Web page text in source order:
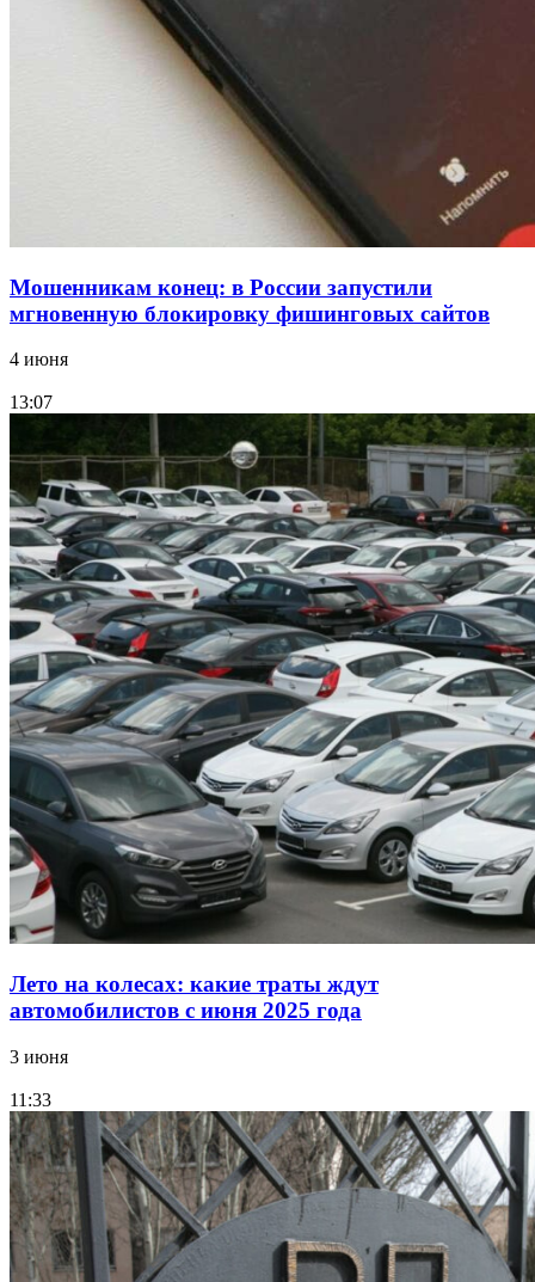
Волгоградские компании нарастили экспорт:
заключены контракты на 3,6 млн долларов
Мошенникам конец: в России запустили
мгновенную блокировку фишинговых сайтов
4 июня
13:07
Лето на колесах: какие траты ждут
автомобилистов с июня 2025 года
3 июня
11:33